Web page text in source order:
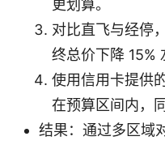
更划算。
对比直飞与经停
终总价下降 15%
使用信用卡提供
在预算区间内，
结果：通过多区域